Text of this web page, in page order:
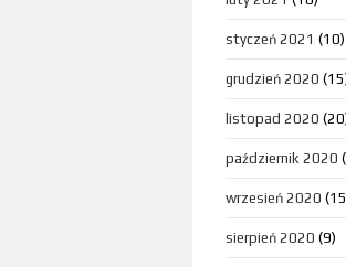
styczeń 2021 (10)
grudzień 2020
listopad 2020
październik 2020
wrzesień 2020
sierpień 2020 (9)